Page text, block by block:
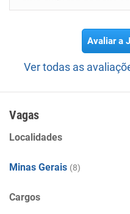
Avaliar a
Ver todas as
Vagas
Localidades
Minas Gerais (8)
Cargos